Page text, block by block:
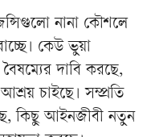
নানা কৌশলে
কেউ ভুয়া
বৈষম্যের দাবি করছে,
চাইছে। সম্প্রতি
কিছু আইনজীবী নতুন